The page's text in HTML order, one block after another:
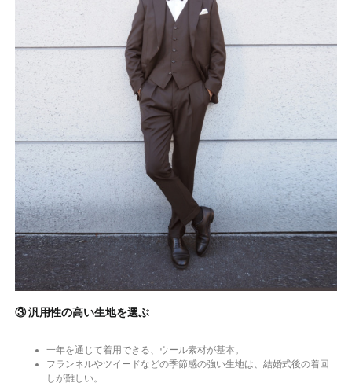
③ 汎用性の高い生地を選ぶ
一年を通じて着用できる、ウール素材が基本。
フランネルやツイードなどの季節感の強い生地は、結婚式後の着回
しが難しい。